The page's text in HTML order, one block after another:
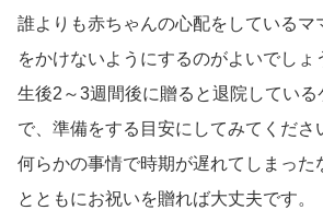
誰よりも赤ちゃんの心配をしているマ
をかけないようにするのがよいでしょ
生後2～3週間後に贈ると退院してい
で、準備をする目安にしてみてくださ
何らかの事情で時期が遅れてしまった
とともにお祝いを贈れば大丈夫です。